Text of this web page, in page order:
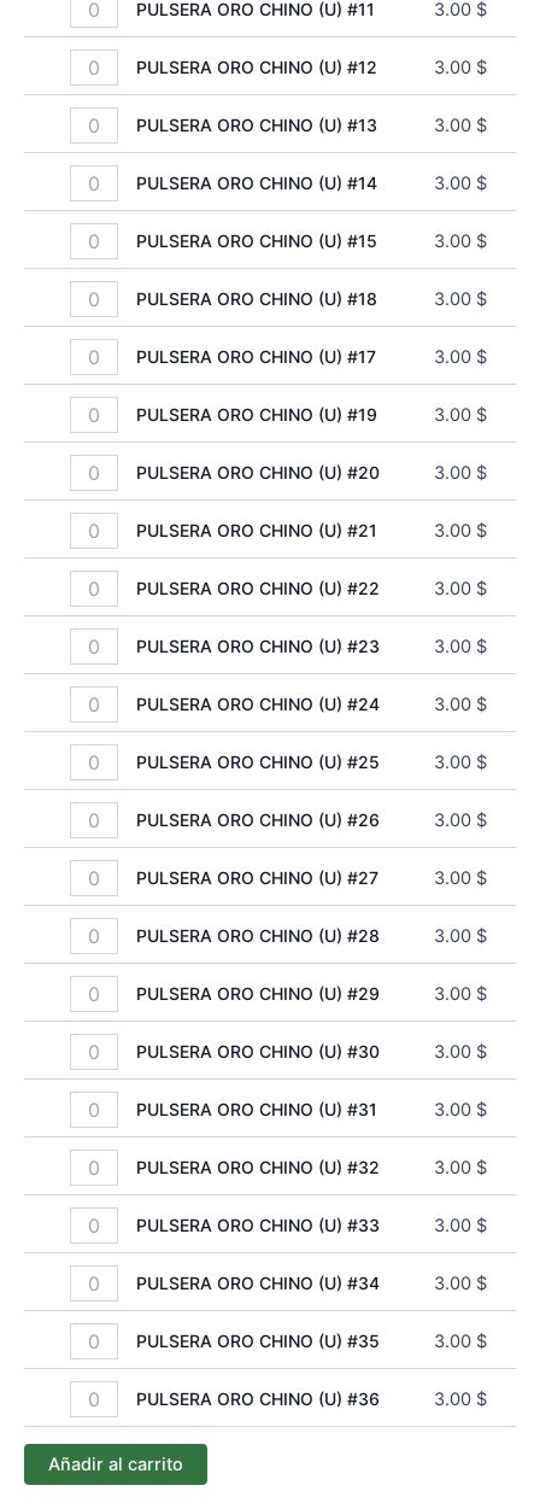
PULSERA ORO CHINO (U) #11 3.00 $
PULSERA ORO CHINO (U) #12 3.00 $
PULSERA ORO CHINO (U) #13 3.00 $
PULSERA ORO CHINO (U) #14 3.00 $
PULSERA ORO CHINO (U) #15 3.00 $
PULSERA ORO CHINO (U) #18 3.00 $
PULSERA ORO CHINO (U) #17 3.00 $
PULSERA ORO CHINO (U) #19 3.00 $
PULSERA ORO CHINO (U) #20 3.00 $
PULSERA ORO CHINO (U) #21 3.00 $
PULSERA ORO CHINO (U) #22 3.00 $
PULSERA ORO CHINO (U) #23 3.00 $
PULSERA ORO CHINO (U) #24 3.00 $
PULSERA ORO CHINO (U) #25 3.00 $
PULSERA ORO CHINO (U) #26 3.00 $
PULSERA ORO CHINO (U) #27 3.00 $
PULSERA ORO CHINO (U) #28 3.00 $
PULSERA ORO CHINO (U) #29 3.00 $
PULSERA ORO CHINO (U) #30 3.00 $
PULSERA ORO CHINO (U) #31 3.00 $
PULSERA ORO CHINO (U) #32 3.00 $
PULSERA ORO CHINO (U) #33 3.00 $
PULSERA ORO CHINO (U) #34 3.00 $
PULSERA ORO CHINO (U) #35 3.00 $
PULSERA ORO CHINO (U) #36 3.00 $
Añadir al carrito